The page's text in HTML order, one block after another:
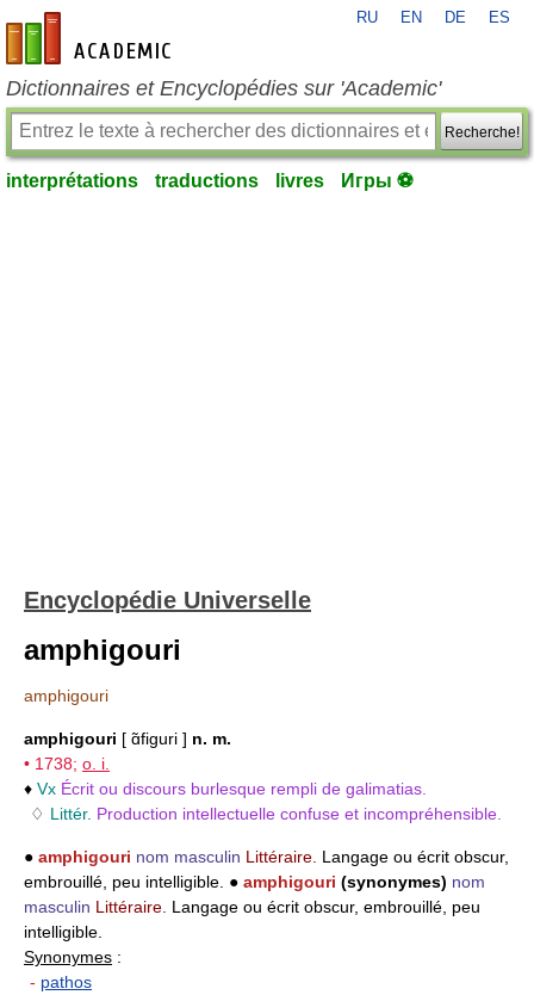
fr-academic.com
RU EN DE ES
Dictionnaires et Encyclopédies sur 'Academic'
Recherche!
interprétations traductions livres Игры ⚽
Encyclopédie Universelle
amphigouri
amphigouri
amphigouri [ ɑ̃figuri ] n. m.
• 1738; o. i.
♦ Vx Écrit ou discours burlesque rempli de galimatias.
♢ Littér. Production intellectuelle confuse et incompréhensible.
● amphigouri nom masculin Littéraire. Langage ou écrit obscur,
embrouillé, peu intelligible. ● amphigouri (synonymes) nom
masculin Littéraire. Langage ou écrit obscur, embrouillé, peu
intelligible.
Synonymes :
- pathos